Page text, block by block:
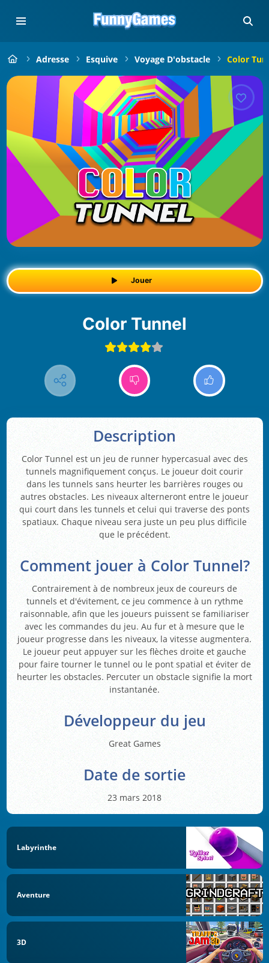
Adresse Esquive Voyage D'obstacle Color
Jouer
Color Tunnel
Description
Color Tunnel est un jeu de runner hypercasual avec des
tunnels magnifiquement conçus. Le joueur doit courir
dans les tunnels sans heurter les barrières rouges ou
autres obstacles. Les niveaux alterneront entre le joueur
qui court dans les tunnels et celui qui traverse des ponts
spatiaux. Chaque niveau sera juste un peu plus difficile
que le précédent.
Comment jouer à Color Tunnel?
Contrairement à de nombreux jeux de coureurs de
tunnels et d'évitement, ce jeu commence à un rythme
raisonnable, afin que les joueurs puissent se familiariser
avec les commandes du jeu. Au fur et à mesure que le
joueur progresse dans les niveaux, la vitesse augmentera.
Le joueur peut appuyer sur les flèches droite et gauche
pour faire tourner le tunnel ou le pont spatial et éviter de
heurter les obstacles. Percuter un obstacle signifie la mort
instantanée.
Développeur du jeu
Great Games
Date de sortie
23 mars 2018
Labyrinthe
Aventure
3D